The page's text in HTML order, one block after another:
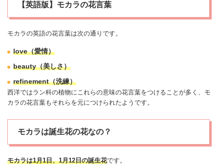
【英語版】モカラの花言葉
モカラの英語の花言葉は次の通りです。
love（愛情）
beauty（美しさ）
refinement（洗練）
西洋ではラン科の植物にこれらの意味の花言葉をつけることが多く、モ
カラの花言葉もそれらを元につけられたようです。
モカラは誕生花の花なの？
モカラは1月1日、1月12日の誕生花です。